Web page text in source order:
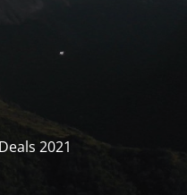
2021